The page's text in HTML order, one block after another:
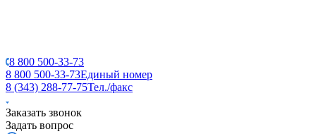
8 800 500-33-73
8 800 500-33-73Единый номер
8 (343) 288-77-75Тел./факс
Заказать звонок
Задать вопрос